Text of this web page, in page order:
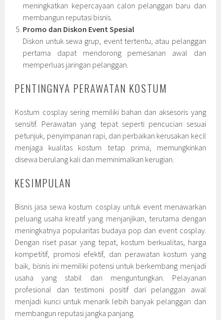
meningkatkan kepercayaan calon pelanggan baru dan
membangun reputasi bisnis.
Promo dan Diskon Event Spesial
Diskon untuk sewa grup, event tertentu, atau pelanggan
pertama dapat mendorong pemesanan awal dan
memperluas jaringan pelanggan.
PENTINGNYA PERAWATAN KOSTUM
Kostum cosplay sering memiliki bahan dan aksesoris yang
sensitif. Perawatan yang tepat seperti pencucian sesuai
petunjuk, penyimpanan rapi, dan perbaikan kerusakan kecil
menjaga kualitas kostum tetap prima, memungkinkan
disewa berulang kali dan meminimalkan kerugian.
KESIMPULAN
Bisnis jasa sewa kostum cosplay untuk event menawarkan
peluang usaha kreatif yang menjanjikan, terutama dengan
meningkatnya popularitas budaya pop dan event cosplay.
Dengan riset pasar yang tepat, kostum berkualitas, harga
kompetitif, promosi efektif, dan perawatan kostum yang
baik, bisnis ini memiliki potensi untuk berkembang menjadi
usaha yang stabil dan menguntungkan. Pelayanan
profesional dan testimoni positif dari pelanggan awal
menjadi kunci untuk menarik lebih banyak pelanggan dan
membangun reputasi jangka panjang.